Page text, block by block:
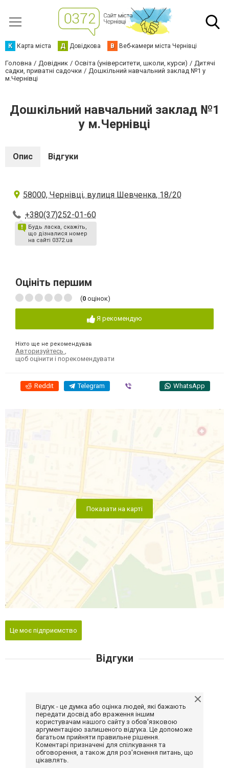
К Карта міста Д Довідкова В Веб-камери міста Чернівці
Головна Довідник Освіта (університети, школи, курси)
Дитячі
садки, приватні садочки
Дошкільний навчальний заклад №1 у
м.Чернівці
Дошкільний навчальний заклад №1
у м.Чернівці
Опис Відгуки
58000, Чернівці, вулиця Шевченка, 18/20
+380(37)252-01-60
Будь ласка, скажіть,
що дізналися номер
на сайті 0372.ua
Оцініть першим
(0 оцінок)
Я рекомендую
Ніхто ще не рекомендував
Авторизуйтесь
щоб оцінити і порекомендувати
Reddit Telegram WhatsApp
Показати на карті
Це моє підприємство
Відгуки
Відгук - це думка або оцінка людей, які бажають
передати досвід або враження іншим
користувачам нашого сайту з обов'язковою
аргументацією залишеного відгука. Це допоможе
багатьом прийняти правильне рішення.
Коментарі призначені для спілкування та
обговорення, а також для роз'яснення питань, що
цікавлять.